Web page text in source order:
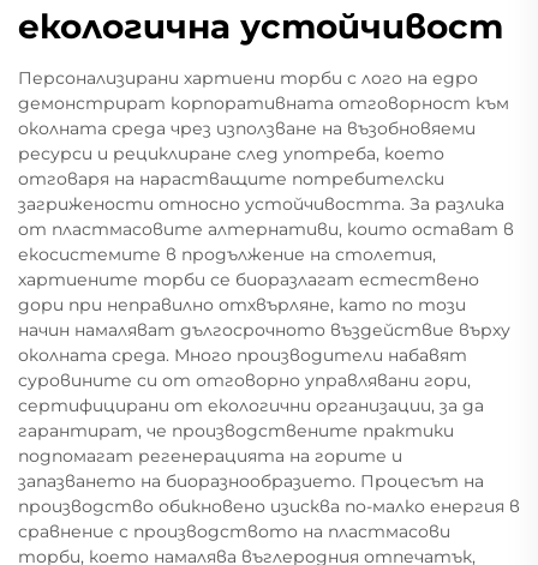
екологична устойчивост
Персонализирани хартиени торби с лого на едро
демонстрират корпоративната отговорност към
околната среда чрез използване на възобновяеми
ресурси и рециклиране след употреба, което
отговаря на нарастващите потребителски
загрижености относно устойчивостта. За разлика
от пластмасовите алтернативи, които остават в
екосистемите в продължение на столетия,
хартиените торби се биоразлагат естествено
дори при неправилно отхвърляне, като по този
начин намаляват дългосрочното въздействие върху
околната среда. Много производители набавят
суровините си от отговорно управлявани гори,
сертифицирани от екологични организации, за да
гарантират, че производствените практики
подпомагат регенерацията на горите и
запазването на биоразнообразието. Процесът на
производство обикновено изисква по-малко енергия в
сравнение с производството на пластмасови
торби, което намалява въглеродния отпечатък,